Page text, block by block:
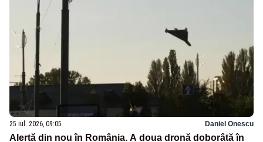
25 iul. 2026, 09:05 Daniel Onescu
Alertă din nou în România. A doua dronă doborâtă în